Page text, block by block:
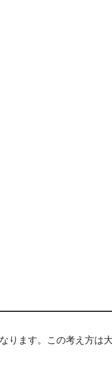
ます。この考え方は